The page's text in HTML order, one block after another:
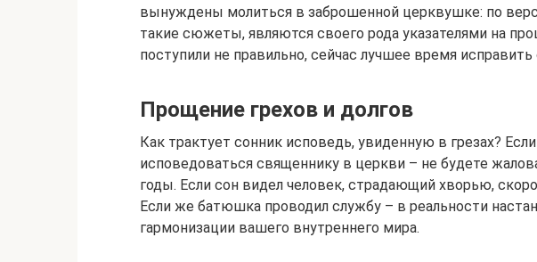
вынуждены молиться в заброшенной церквушке: по
такие сюжеты, являются своего рода указателями на
поступили не правильно, сейчас лучшее время
Прощение грехов и долгов
Как трактует сонник исповедь, увиденную в грезах?
исповедоваться священнику в церкви – не будете
годы. Если сон видел человек, страдающий хворью,
Если же батюшка проводил службу – в реальности
гармонизации вашего внутреннего мира.